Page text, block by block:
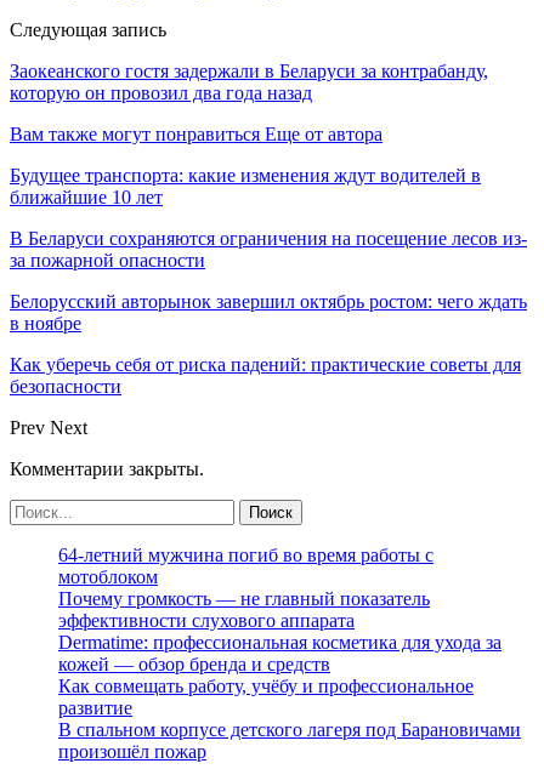
Следующая запись
Заокеанского гостя задержали в Беларуси за контрабанду,
которую он провозил два года назад
Вам также могут понравиться Еще от автора
Будущее транспорта: какие изменения ждут водителей в
ближайшие 10 лет
В Беларуси сохраняются ограничения на посещение лесов из-
за пожарной опасности
Белорусский авторынок завершил октябрь ростом: чего ждать
в ноябре
Как уберечь себя от риска падений: практические советы для
безопасности
Prev Next
Комментарии закрыты.
64-летний мужчина погиб во время работы с
мотоблоком
Почему громкость — не главный показатель
эффективности слухового аппарата
Dermatime: профессиональная косметика для ухода за
кожей — обзор бренда и средств
Как совмещать работу, учёбу и профессиональное
развитие
В спальном корпусе детского лагеря под Барановичами
произошёл пожар